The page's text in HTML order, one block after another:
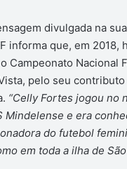
divulgada na
informa que, em 2018,
Campeonato Nacional
pelo seu
“Celly Fortes jogou no
Mindelense e era
do futebol
em toda a ilha de